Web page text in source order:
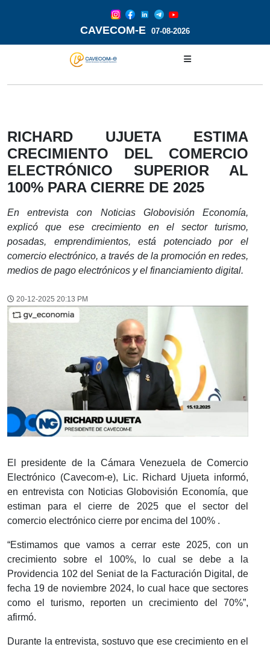
CAVECOM-E 07-08-2026
RICHARD UJUETA ESTIMA
CRECIMIENTO DEL COMERCIO
ELECTRÓNICO SUPERIOR AL
100% PARA CIERRE DE 2025
En entrevista con Noticias Globovisión Economía,
explicó que ese crecimiento en el sector turismo,
posadas, emprendimientos, está potenciado por el
comercio electrónico, a través de la promoción en redes,
medios de pago electrónicos y el financiamiento digital.
20-12-2025 20:13 PM
El presidente de la Cámara Venezuela de Comercio
Electrónico (Cavecom-e), Lic. Richard Ujueta informó,
en entrevista con Noticias Globovisión Economía, que
estiman para el cierre de 2025 que el sector del
comercio electrónico cierre por encima del 100% .
“Estimamos que vamos a cerrar este 2025, con un
crecimiento sobre el 100%, lo cual se debe a la
Providencia 102 del Seniat de la Facturación Digital, de
fecha 19 de noviembre 2024, lo cual hace que sectores
como el turismo, reporten un crecimiento del 70%”,
afirmó.
Durante la entrevista, sostuvo que ese crecimiento en el